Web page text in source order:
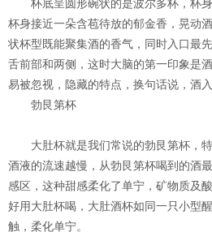
杯底呈圆形碗状的是波尔多杯，杯身
杯身接近一朵含苞待放的郁金香，晃动
状杯型既能聚集酒的香气，同时入口最
舌前部和两侧，这时大脑的第一印象是
易被忽视，隐藏的特点，换句话说，酒
勃艮第杯
大肚杯就是我们常说的勃艮第杯，特
酒液的流速越慢，从勃艮第杯喝到的酒
感区，这种甜感柔化了单宁，矿物质及
好用大肚杯喝，大肚酒杯如同一只小型
触，柔化单宁。